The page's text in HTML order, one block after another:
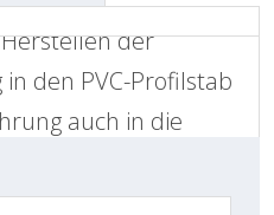
der
den PVC-Profilstab
auch in die